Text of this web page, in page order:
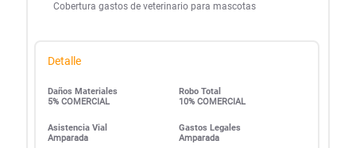
Cobertura gastos de veterinario para mascotas
Detalle
Daños Materiales
5% COMERCIAL
Robo Total
10% COMERCIAL
Asistencia Vial
Amparada
Gastos Legales
Amparada